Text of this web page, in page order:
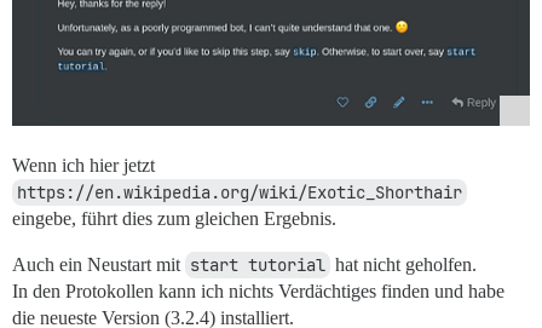
Wenn ich hier jetzt
https://en.wikipedia.org/wiki/Exotic_Shorthair
eingebe, führt dies zum gleichen Ergebnis.
Auch ein Neustart mit start tutorial hat nicht geholfen.
In den Protokollen kann ich nichts Verdächtiges finden und habe
die neueste Version (3.2.4) installiert.